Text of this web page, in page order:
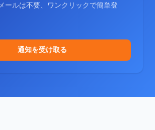
ールは不要、ワンクリックで簡単登
通知を受け取る